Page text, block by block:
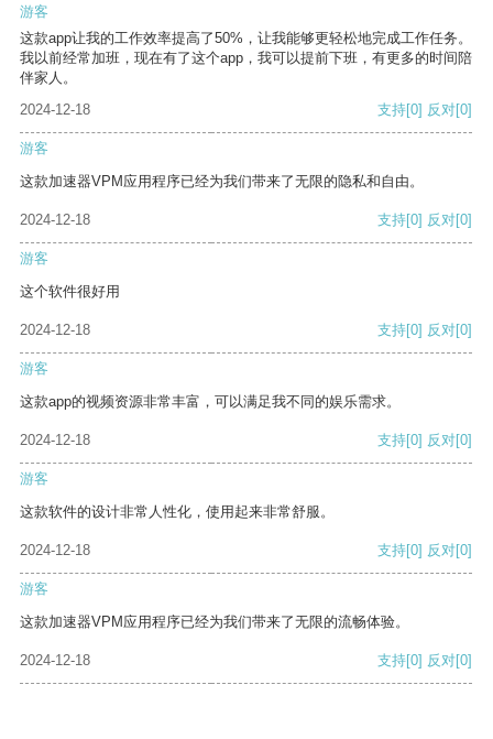
游客
这款app让我的工作效率提高了50%，让我能够更轻松地完成工作任务。
我以前经常加班，现在有了这个app，我可以提前下班，有更多的时间陪
伴家人。
2024-12-18
支持[0] 反对[0]
游客
这款加速器VPM应用程序已经为我们带来了无限的隐私和自由。
2024-12-18 支持[0] 反对[0]
游客
这个软件很好用
2024-12-18 支持[0] 反对[0]
游客
这款app的视频资源非常丰富，可以满足我不同的娱乐需求。
2024-12-18 支持[0] 反对[0]
游客
这款软件的设计非常人性化，使用起来非常舒服。
2024-12-18 支持[0] 反对[0]
游客
这款加速器VPM应用程序已经为我们带来了无限的流畅体验。
2024-12-18 支持[0] 反对[0]